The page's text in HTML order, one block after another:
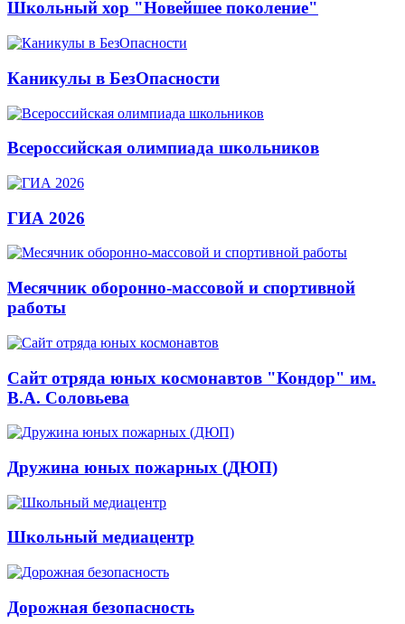
Школьный хор "Новейшее поколение"
Каникулы в БезОпасности
Всероссийская олимпиада школьников
ГИА 2026
Месячник оборонно-массовой и спортивной
работы
Сайт отряда юных космонавтов "Кондор" им.
В.А. Соловьева
Дружина юных пожарных (ДЮП)
Школьный медиацентр
Дорожная безопасность